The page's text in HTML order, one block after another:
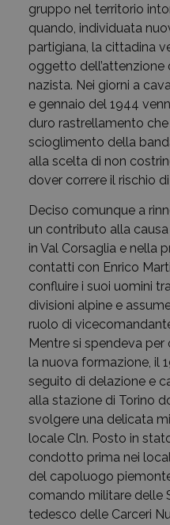
gruppo nel territorio
quando, individuata
partigiana, la cittadina
oggetto
nazista. Nei giorni a
e gennaio del 1944
duro rastrellamento
scioglimento della
alla scelta di non
dover correre il rischio
Deciso comunque a
un contributo alla
in Val Corsaglia e nella
contatti con Enrico
confluire i suoi uomini
divisioni alpine e
ruolo di
Mentre si spendeva
la nuova formazione, il
seguito di delazione e
alla stazione di Torino
svolgere una delicata
locale Cln. Posto in
condotto prima nei
del capoluogo
comando militare delle
tedesco delle Carceri